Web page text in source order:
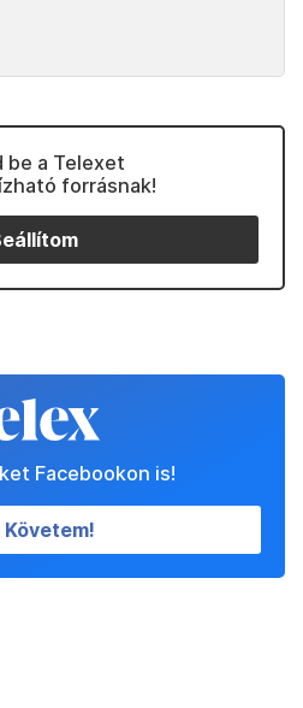
be a Telexet
forrásnak!
Facebookon is!
Követem!